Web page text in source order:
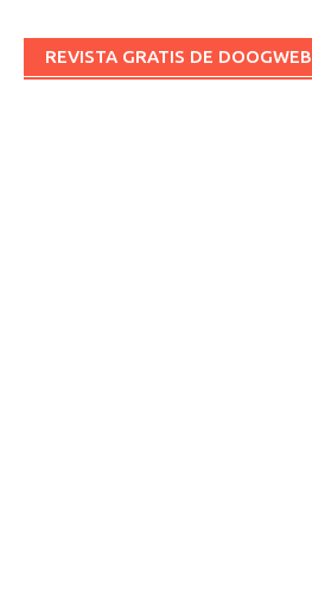
REVISTA GRATIS DE DOOGWEB